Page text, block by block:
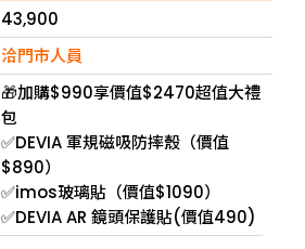
43,900
洽門市人員
🎁加購$990享價值$2470超值大禮
包
✅DEVIA 軍規磁吸防摔殼（價值
$890）
✅imos玻璃貼（價值$1090）
✅DEVIA AR 鏡頭保護貼(價值490)